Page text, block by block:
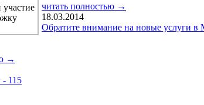
читать полностью →
18.03.2014
Обратите внимание на новые услуги
→
- 115